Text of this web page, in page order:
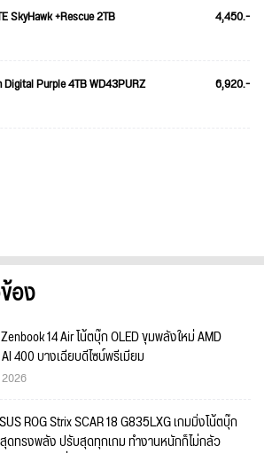
SkyHawk +Rescue 2TB 4,450.-
Digital Purple 4TB WD43PURZ 6,920.-
อง
14 Air โน้ตบุ๊ก OLED ขุมพลังใหม่ AMD
400 บางเฉียบดีไซน์พรีเมียม
ROG Strix SCAR 18 G835LXG เกมมิ่งโน้ตบุ๊ก
ดทรงพลัง ปรับสุดทุกเกม ทำงานหนักก็ไม่กลัว